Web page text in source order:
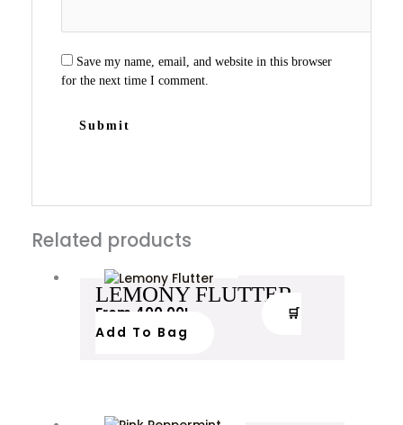
Save my name, email, and website in this browser
for the next time I comment.
Related products
LEMONY FLUTTER
From 400.00L
🛒
Add To Bag